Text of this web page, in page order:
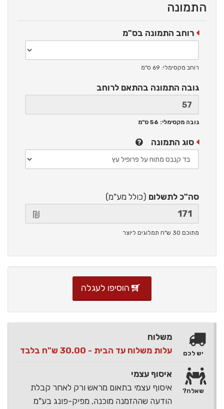
התמונה
רוחב התמונה בס"מ
רוחב מקסימלי: 69 ס"מ
גובה התמונה בהתאם לרוחב
גובה מקסימלי: 56 ס"מ
סוג התמונה
סה"כ לתשלום (כולל מע"מ)
מתוכם 30 ש"ח תמלוגים ליוצר
הוסיפו לעגלה
משלוח
עלות משלוח עד הבית - 30.00 ש"ח בלבד
איסוף עצמי
איסוף עצמי בתאום מראש ורק לאחר קבלת
הודעה שההזמנה מוכנה, מפיק-פונג בע"מ
יש לכם
שאלה?